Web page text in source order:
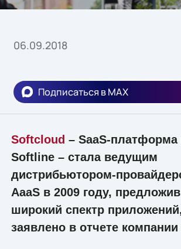
06.09.2018
Подписаться в MAX
Softcloud – SaaS-платформа
Softline – стала ведущим
дистрибьютором-
AaaS в 2009 году,
широкий спектр
заявлено в отчете компании